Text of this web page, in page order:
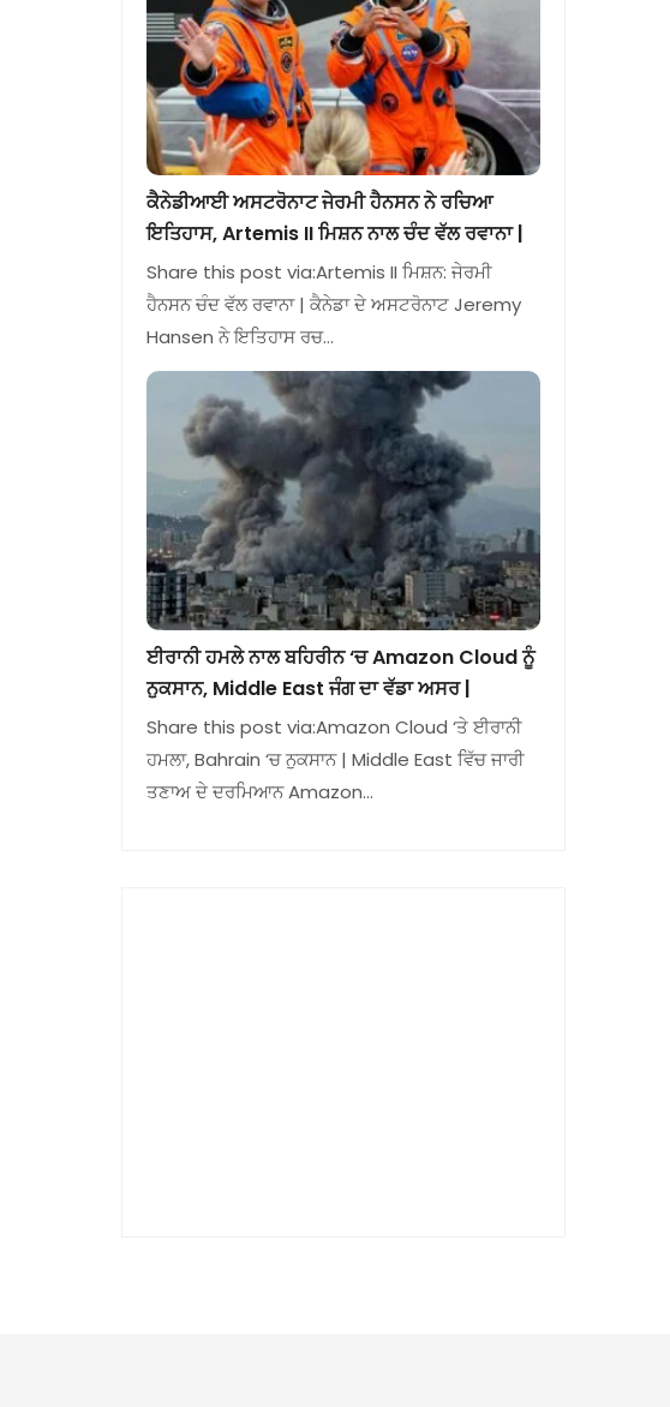
ਕੈਨੇਡੀਆਈ ਅਸਟਰੋਨਾਟ ਜੇਰਮੀ ਹੈਨਸਨ ਨੇ ਰਚਿਆ
ਇਤਿਹਾਸ, Artemis II ਮਿਸ਼ਨ ਨਾਲ ਚੰਦ ਵੱਲ ਰਵਾਨਾ |
Share this post via:Artemis II ਮਿਸ਼ਨ: ਜੇਰਮੀ
ਹੈਨਸਨ ਚੰਦ ਵੱਲ ਰਵਾਨਾ | ਕੈਨੇਡਾ ਦੇ ਅਸਟਰੋਨਾਟ Jeremy
Hansen ਨੇ ਇਤਿਹਾਸ ਰਚ…
ਈਰਾਨੀ ਹਮਲੇ ਨਾਲ ਬਹਿਰੀਨ ‘ਚ Amazon Cloud ਨੂੰ
ਨੁਕਸਾਨ, Middle East ਜੰਗ ਦਾ ਵੱਡਾ ਅਸਰ |
Share this post via:Amazon Cloud ‘ਤੇ ਈਰਾਨੀ
ਹਮਲਾ, Bahrain ‘ਚ ਨੁਕਸਾਨ | Middle East ਵਿੱਚ ਜਾਰੀ
ਤਣਾਅ ਦੇ ਦਰਮਿਆਨ Amazon…